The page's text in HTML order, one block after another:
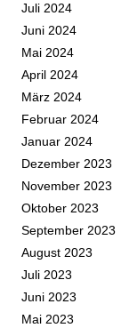
Juli 2024
Juni 2024
Mai 2024
April 2024
März 2024
Februar 2024
Januar 2024
Dezember 2023
November 2023
Oktober 2023
September 2023
August 2023
Juli 2023
Juni 2023
Mai 2023